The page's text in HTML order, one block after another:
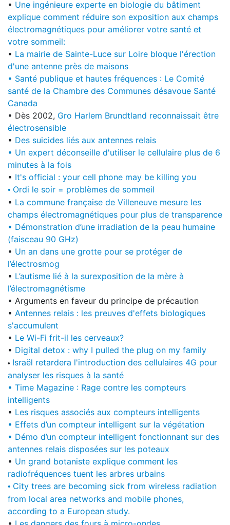
• Une ingénieure experte en biologie du bâtiment
explique comment réduire son exposition aux champs
électromagnétiques pour améliorer votre santé et
votre sommeil:
• La mairie de Sainte-Luce sur Loire bloque l'érection
d'une antenne près de maisons
• Santé publique et hautes fréquences : Le Comité
santé de la Chambre des Communes désavoue Santé
Canada
• Dès 2002, Gro Harlem Brundtland reconnaissait être
électrosensible
• Des suicides liés aux antennes relais
• Un expert déconseille d'utiliser le cellulaire plus de 6
minutes à la fois
• It's official : your cell phone may be killing you
• Ordi le soir = problèmes de sommeil
• La commune française de Villeneuve mesure les
champs électromagnétiques pour plus de transparence
• Démonstration d’une irradiation de la peau humaine
(faisceau 90 GHz)
• Un an dans une grotte pour se protéger de
l’électrosmog
• L’autisme lié à la surexposition de la mère à
l’électromagnétisme
• Arguments en faveur du principe de précaution
• Antennes relais : les preuves d'effets biologiques
s'accumulent
• Le Wi-Fi frit-il les cerveaux?
• Digital detox : why I pulled the plug on my family
• Israël retardera l'introduction des cellulaires 4G pour
analyser les risques à la santé
• Time Magazine : Rage contre les compteurs
intelligents
• Les risques associés aux compteurs intelligents
• Effets d’un compteur intelligent sur la végétation
• Démo d’un compteur intelligent fonctionnant sur des
antennes relais disposées sur les poteaux
• Un grand botaniste explique comment les
radiofréquences tuent les arbres urbains
• City trees are becoming sick from wireless radiation
from local area networks and mobile phones,
according to a European study.